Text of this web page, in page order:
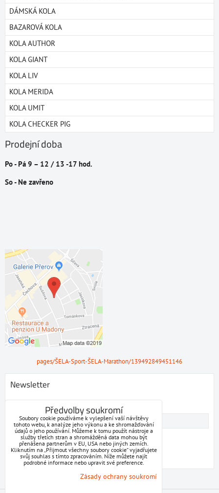
DÁMSKÁ KOLA
BAZAROVÁ KOLA
KOLA AUTHOR
KOLA GIANT
KOLA LIV
KOLA MERIDA
KOLA UMIT
KOLA CHECKER PIG
Prodejní doba
Po - Pá 9 – 12 / 13 -17 hod.
So - Ne zavřeno
pages/ŠELA-Sport-ŠELA-Marathon/139492849451146
Newsletter
Odebírat naše novinky:
Chci se přihlásit k odběru novinek e-mailem
Odebírat
Předvolby soukromí
Soubory cookie používáme k vylepšení vaší návštěvy
tohoto webu, k analýze jeho výkonu a ke shromažďování
údajů o jeho používání. Můžeme k tomu použít nástroje a
služby třetích stran a shromážděná data mohou být
přenášena partnerům v EU, USA nebo jiných zemích.
Kliknutím na „Přijmout všechny soubory cookie“ vyjadřujete
svůj souhlas s tímto zpracováním. Níže můžete najít
podrobné informace nebo upravit své preference.
Zásady ochrany soukromí